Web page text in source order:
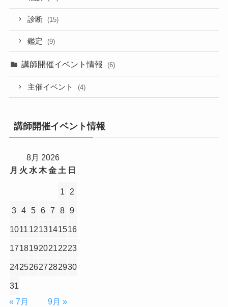
診断 (15)
鑑定 (9)
講師開催イベント情報 (6)
主催イベント (4)
講師開催イベント情報
8月 2026
月 火 水木金 土 日
1 2
3 4 5 6 7 8 9
1011 1213141516
17181920212223
24252627282930
31
« 7月
9月 »